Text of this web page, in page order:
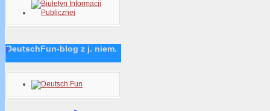
DeutschFun-blog z j. niem.